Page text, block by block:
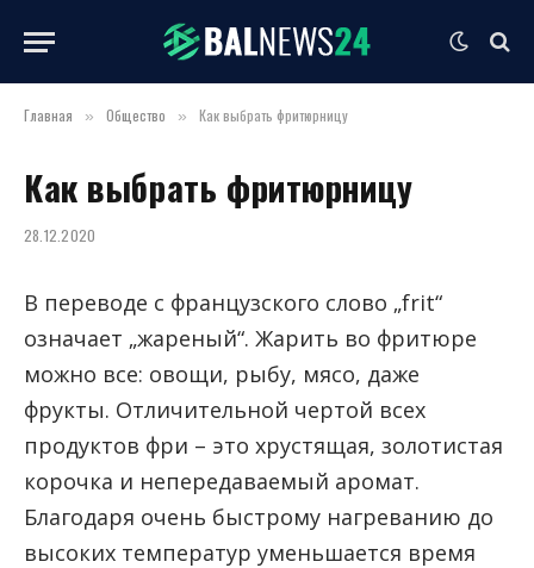
Главная » Общество » Как выбрать фритюрницу
Как выбрать фритюрницу
28.12.2020
В переводе с французского слово „frit“
означает „жареный“. Жарить во фритюре
можно все: овощи, рыбу, мясо, даже
фрукты. Отличительной чертой всех
продуктов фри – это хрустящая, золотистая
корочка и непередаваемый аромат.
Благодаря очень быстрому нагреванию до
высоких температур уменьшается время